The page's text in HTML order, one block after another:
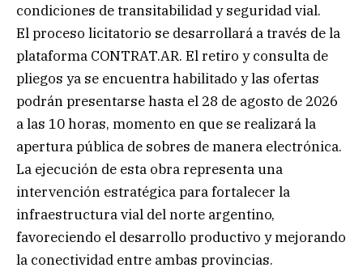
condiciones de transitabilidad y seguridad vial.
El proceso licitatorio se desarrollará a través de la
plataforma CONTRAT.AR. El retiro y consulta de
pliegos ya se encuentra habilitado y las ofertas
podrán presentarse hasta el 28 de agosto de 2026
a las 10 horas, momento en que se realizará la
apertura pública de sobres de manera electrónica.
La ejecución de esta obra representa una
intervención estratégica para fortalecer la
infraestructura vial del norte argentino,
favoreciendo el desarrollo productivo y mejorando
la conectividad entre ambas provincias.